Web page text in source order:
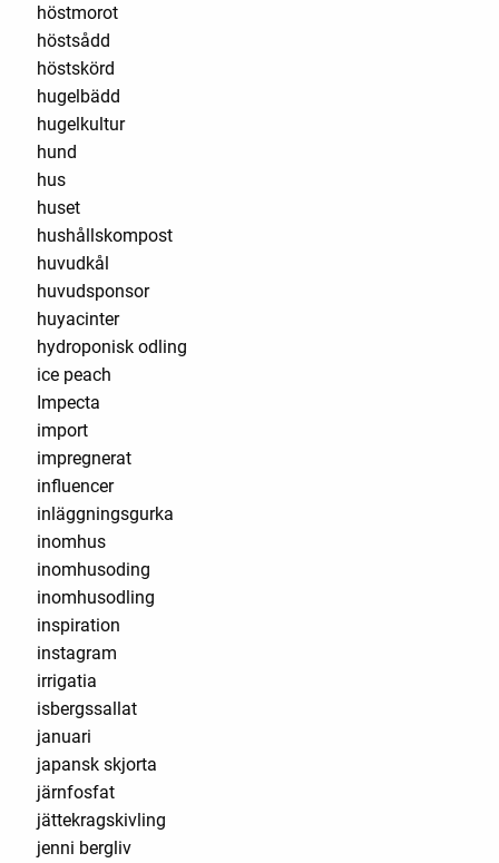
höstmorot
höstsådd
höstskörd
hugelbädd
hugelkultur
hund
hus
huset
hushållskompost
huvudkål
huvudsponsor
huyacinter
hydroponisk odling
ice peach
Impecta
import
impregnerat
influencer
inläggningsgurka
inomhus
inomhusoding
inomhusodling
inspiration
instagram
irrigatia
isbergssallat
januari
japansk skjorta
järnfosfat
jättekragskivling
jenni bergliv